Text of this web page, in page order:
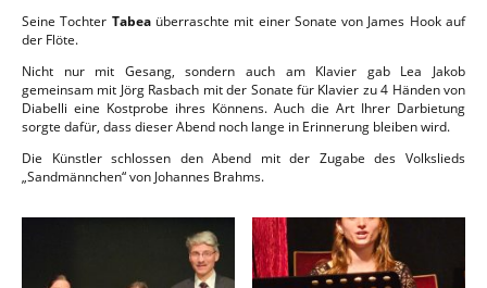
Seine Tochter Tabeaüberraschte mit einer Sonate von James Hook auf
der Flöte.
Nicht nur mit Gesang, sondern auch am Klavier gab Lea Jakob
gemeinsam mit Jörg Rasbach mit der Sonate für Klavier zu 4 Händen von
Diabelli eine Kostprobe ihres Könnens. Auch die Art Ihrer Darbietung
sorgte dafür, dass dieser Abend noch lange in Erinnerung bleiben wird.
Die Künstler schlossen den Abend mit der Zugabe des Volkslieds
„Sandmännchen“ von Johannes Brahms.